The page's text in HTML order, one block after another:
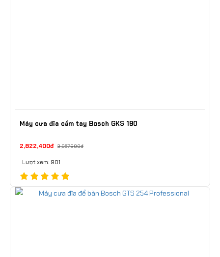
Máy cưa đĩa cầm tay Bosch GKS 190
2,822,400đ 3,057,600đ
Lượt xem: 901